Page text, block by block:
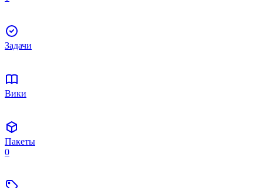
Задачи
Вики
Пакеты
0